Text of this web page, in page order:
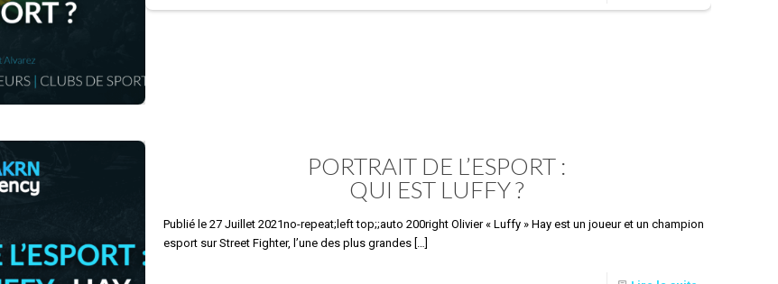
PORTRAIT DE L’ESPORT :
QUI EST LUFFY ?
Publié le 27 Juillet 2021no-repeat;left top;;auto 200right Olivier « Luffy » Hay est un joueur et un champion
esport sur Street Fighter, l’une des plus grandes[…]